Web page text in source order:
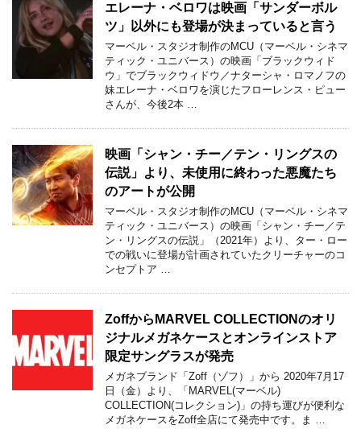
エレーナ・ベロワは映画「サンダーボル
ツ」以外にも登場が決まっていると言う
マーベル・スタジオ制作のMCU（マーベル・シネマ
ティック・ユニバース）の映画「ブラックウィド
ウ」でブラックウィドウ／ナターシャ・ロマノフの
妹エレーナ・ベロワを演じたフローレンス・ピュー
さんが、今後2本 …
映画「シャン・チー／テン・リングスの
伝説」より、未使用に終わった悪魔たち
のアートが公開
マーベル・スタジオ制作のMCU（マーベル・シネマ
ティック・ユニバース）の映画「シャン・チー／テ
ン・リングスの伝説」（2021年）より、ター・ロー
での戦いに登場が計画されていたクリーチャーのコ
ンセプトア …
ZoffからMARVEL COLLECTIONのオリ
ジナルメガネケースとオンラインストア
限定サングラスが発売
メガネブランド「Zoff（ゾフ）」から 2020年7月17
日（金）より、「MARVEL(マーベル)
COLLECTION(コレクション)」の持ち運びが便利な
メガネケースをZoff全店にて発売中です。ま …